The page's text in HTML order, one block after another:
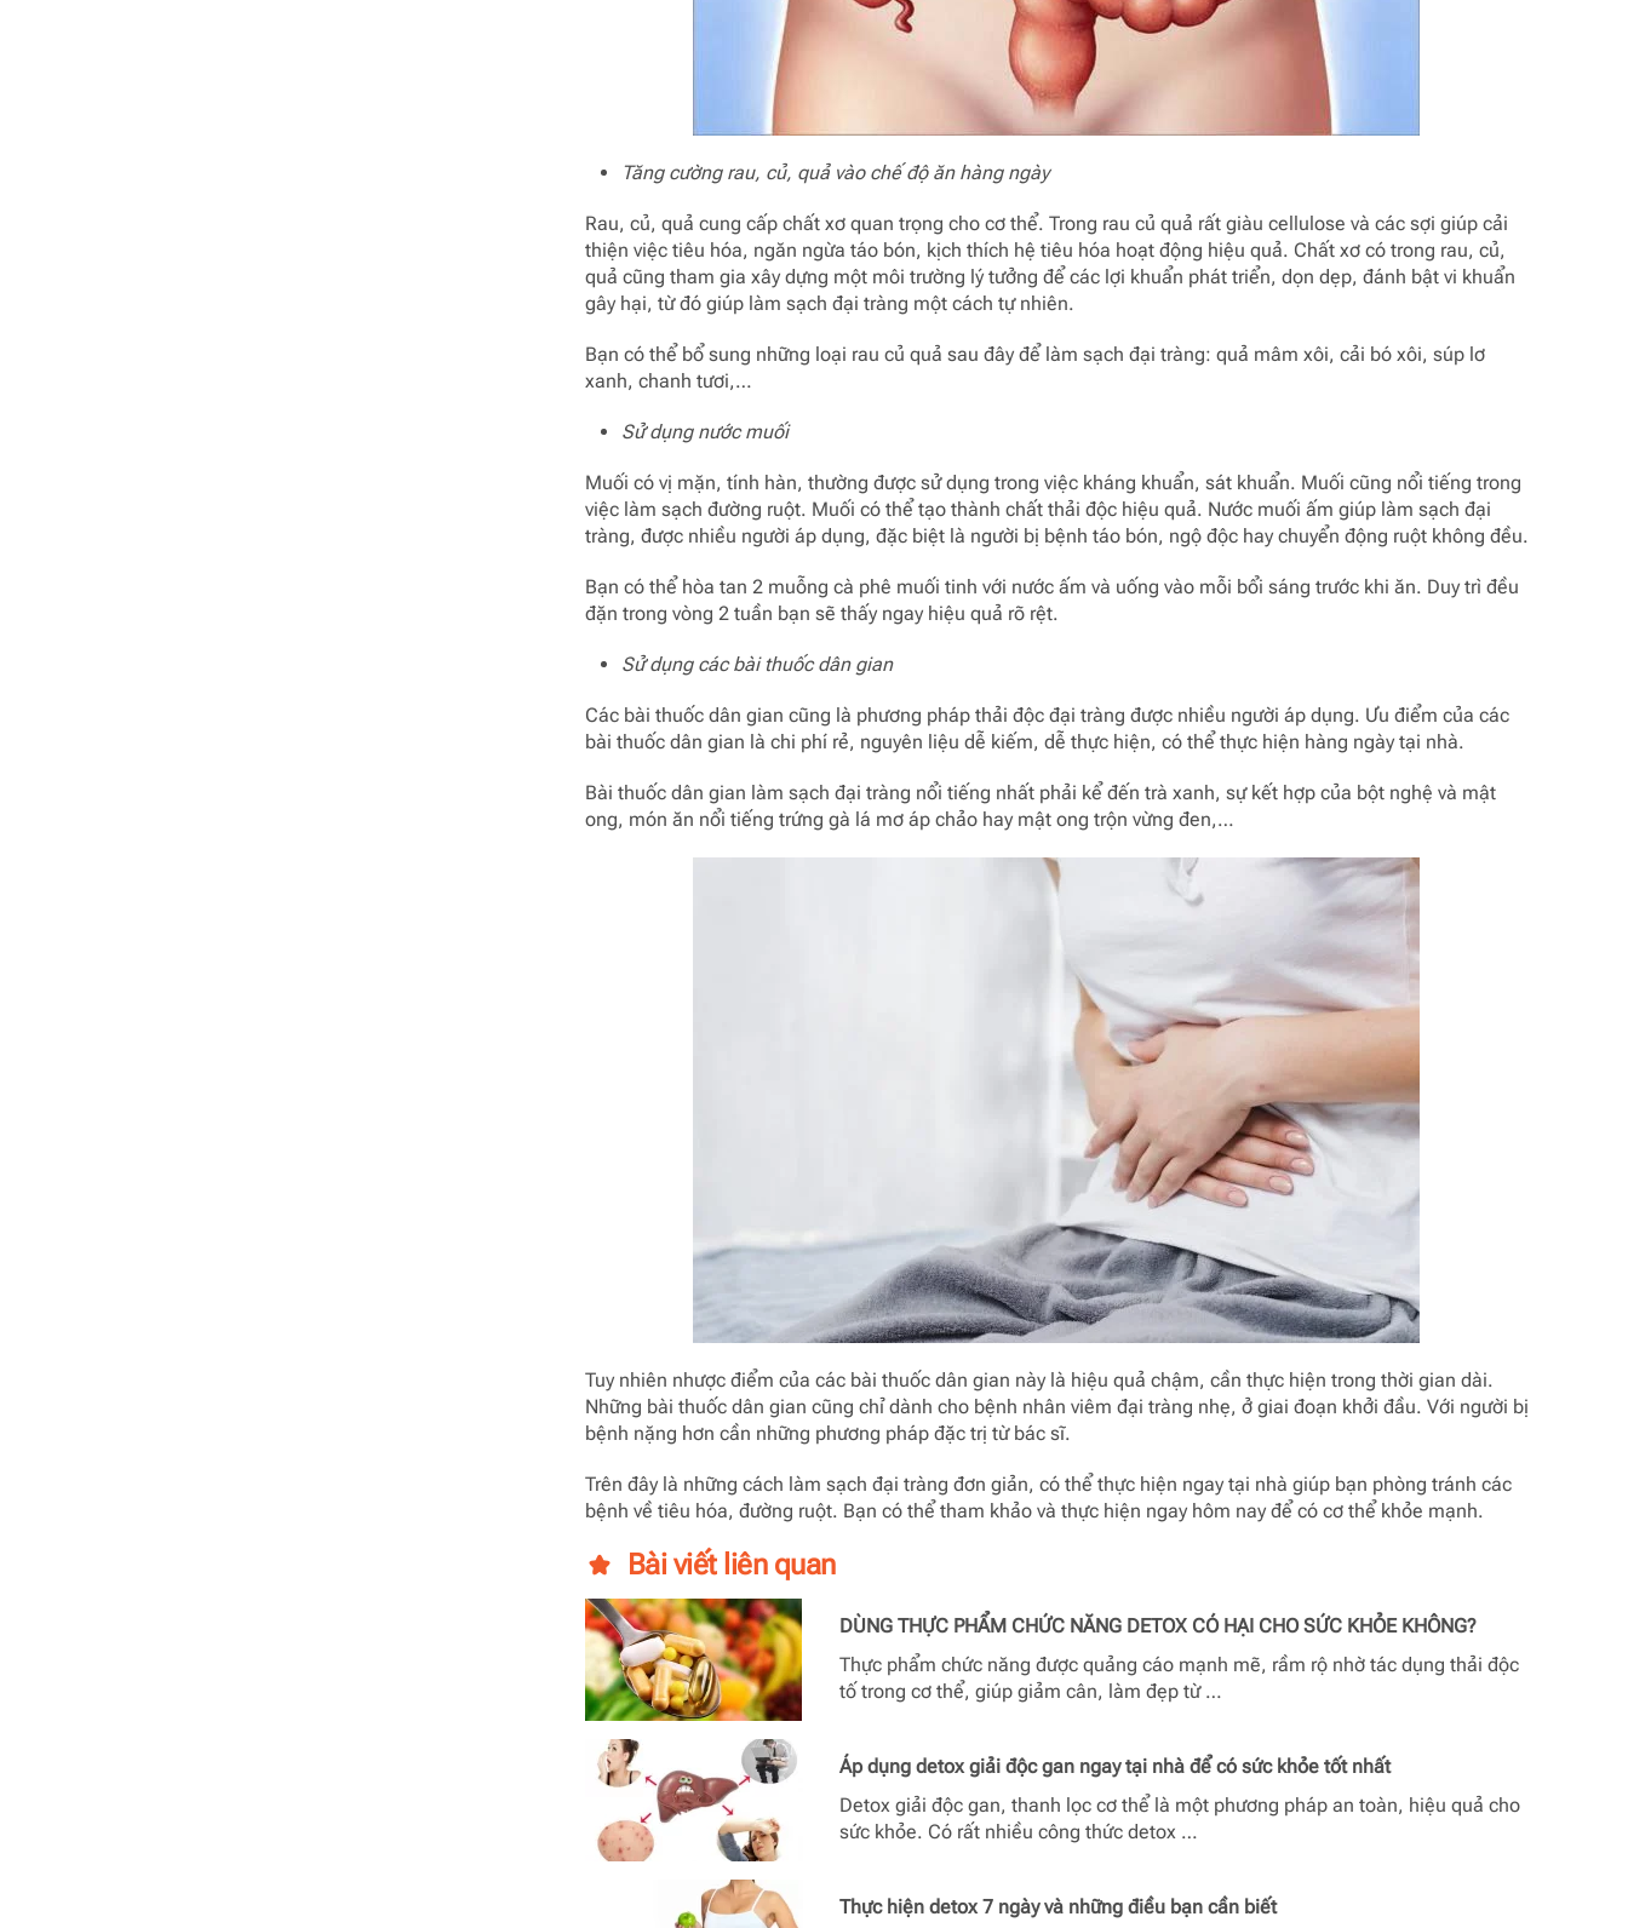
Tăng cường rau, củ, quả vào chế độ ăn hàng ngày
Rau, củ, quả cung cấp chất xơ quan trọng cho cơ thể. Trong rau củ quả rất giàu cellulose và các sợi giúp cải
thiện việc tiêu hóa, ngăn ngừa táo bón, kịch thích hệ tiêu hóa hoạt động hiệu quả. Chất xơ có trong rau, củ,
quả cũng tham gia xây dựng một môi trường lý tưởng để các lợi khuẩn phát triển, dọn dẹp, đánh bật vi khuẩn
gây hại, từ đó giúp làm sạch đại tràng một cách tự nhiên.
Bạn có thể bổ sung những loại rau củ quả sau đây để làm sạch đại tràng: quả mâm xôi, cải bó xôi, súp lơ
xanh, chanh tươi,…
Sử dụng nước muối
Muối có vị mặn, tính hàn, thường được sử dụng trong việc kháng khuẩn, sát khuẩn. Muối cũng nổi tiếng trong
việc làm sạch đường ruột. Muối có thể tạo thành chất thải độc hiệu quả. Nước muối ấm giúp làm sạch đại
tràng, được nhiều người áp dụng, đặc biệt là người bị bệnh táo bón, ngộ độc hay chuyển động ruột không đều.
Bạn có thể hòa tan 2 muỗng cà phê muối tinh với nước ấm và uống vào mỗi bổi sáng trước khi ăn. Duy trì đều
đặn trong vòng 2 tuần bạn sẽ thấy ngay hiệu quả rõ rệt.
Sử dụng các bài thuốc dân gian
Các bài thuốc dân gian cũng là phương pháp thải độc đại tràng được nhiều người áp dụng. Ưu điểm của các
bài thuốc dân gian là chi phí rẻ, nguyên liệu dễ kiếm, dễ thực hiện, có thể thực hiện hàng ngày tại nhà.
Bài thuốc dân gian làm sạch đại tràng nổi tiếng nhất phải kể đến trà xanh, sự kết hợp của bột nghệ và mật
ong, món ăn nổi tiếng trứng gà lá mơ áp chảo hay mật ong trộn vừng đen,…
Tuy nhiên nhược điểm của các bài thuốc dân gian này là hiệu quả chậm, cần thực hiện trong thời gian dài.
Những bài thuốc dân gian cũng chỉ dành cho bệnh nhân viêm đại tràng nhẹ, ở giai đoạn khởi đầu. Với người bị
bệnh nặng hơn cần những phương pháp đặc trị từ bác sĩ.
Trên đây là những cách làm sạch đại tràng đơn giản, có thể thực hiện ngay tại nhà giúp bạn phòng tránh các
bệnh về tiêu hóa, đường ruột. Bạn có thể tham khảo và thực hiện ngay hôm nay để có cơ thể khỏe mạnh.
Bài viết liên quan
DÙNG THỰC PHẨM CHỨC NĂNG DETOX CÓ HẠI CHO SỨC KHỎE KHÔNG?
Thực phẩm chức năng được quảng cáo mạnh mẽ, rầm rộ nhờ tác dụng thải độc
tố trong cơ thể, giúp giảm cân, làm đẹp từ …
Áp dụng detox giải độc gan ngay tại nhà để có sức khỏe tốt nhất
Detox giải độc gan, thanh lọc cơ thể là một phương pháp an toàn, hiệu quả cho
sức khỏe. Có rất nhiều công thức detox …
Thực hiện detox 7 ngày và những điều bạn cần biết